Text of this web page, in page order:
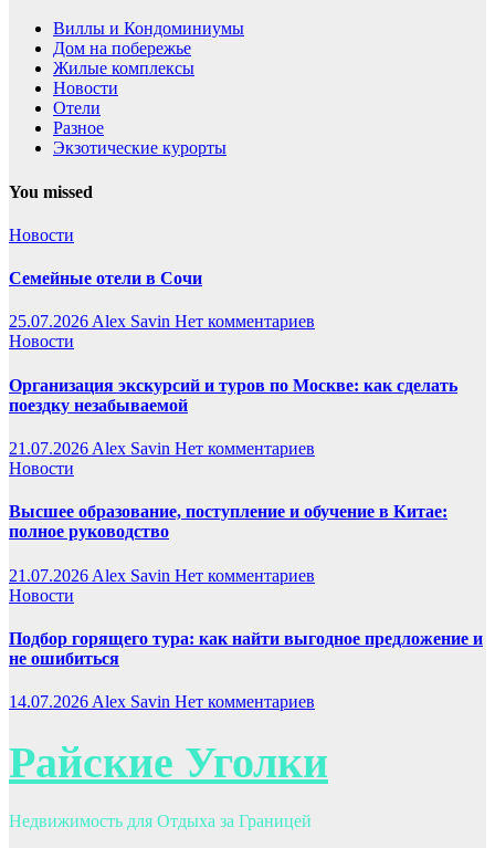
Виллы и Кондоминиумы
Дом на побережье
Жилые комплексы
Новости
Отели
Разное
Экзотические курорты
You missed
Новости
Семейные отели в Сочи
25.07.2026Alex Savin Нет комментариев
Новости
Организация экскурсий и туров по Москве: как сделать
поездку незабываемой
21.07.2026 Alex Savin Нет комментариев
Новости
Высшее образование, поступление и обучение в Китае:
полное руководство
21.07.2026 Alex Savin Нет комментариев
Новости
Подбор горящего тура: как найти выгодное предложение и
не ошибиться
14.07.2026 Alex Savin Нет комментариев
Райские Уголки
Недвижимость для Отдыха за Границей